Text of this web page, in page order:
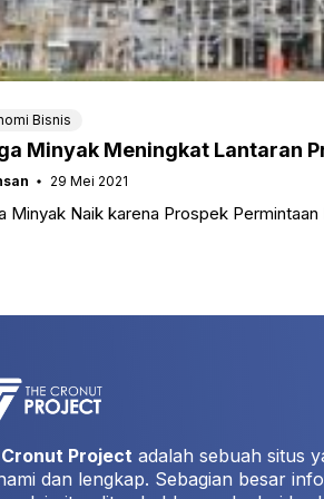
Bisnis
Minyak Meningkat Lantaran
29 Mei 2021
Minyak Naik karena Prospek
Project adalah sebuah situs
dan lengkap. Sebagian besar